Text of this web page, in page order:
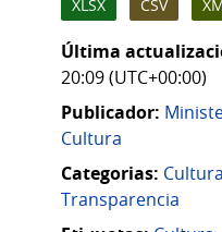
XLSX CSV
Última
20:09 (UTC+00:00)
Publicador:
Cultura
Categorias: Cultura
Transparencia